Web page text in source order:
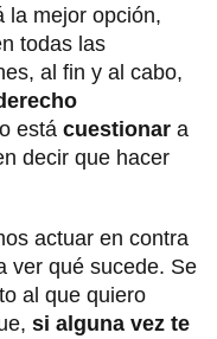
la mejor opción,
todas las
al fin y al cabo,
está cuestionar a
decir que hacer
actuar en contra
ver qué sucede. Se
al que quiero
si alguna vez te